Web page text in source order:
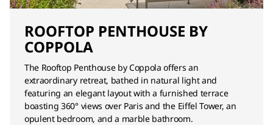
ROOFTOP PENTHOUSE BY
COPPOLA
The Rooftop Penthouse by Coppola offers an
extraordinary retreat, bathed in natural light and
featuring an elegant layout with a furnished terrace
boasting 360° views over Paris and the Eiffel Tower, an
opulent bedroom, and a marble bathroom.